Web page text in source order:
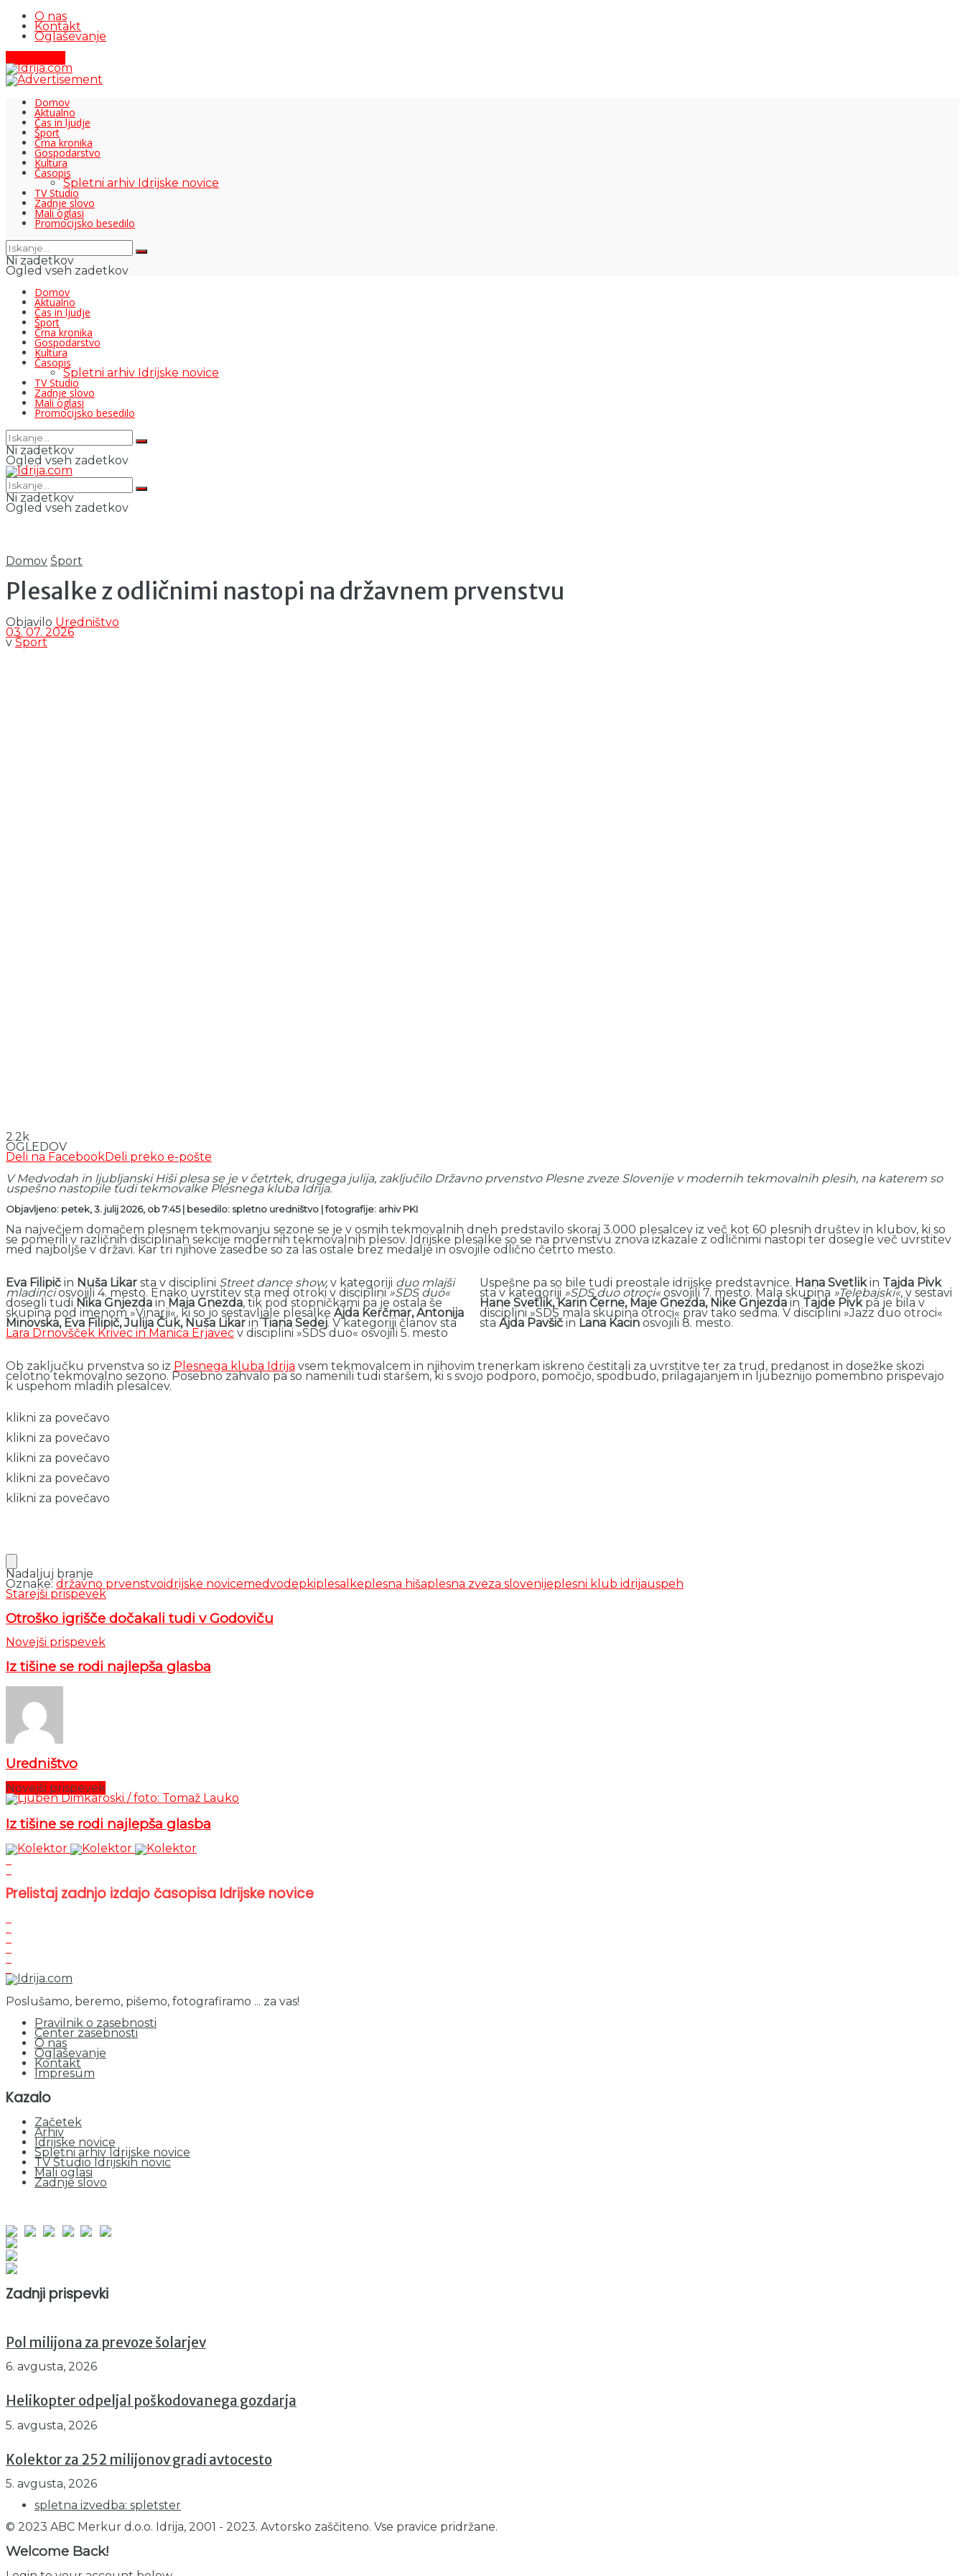
O nas
Kontakt
Oglaševanje
Domov
Aktualno
Čas in ljudje
Šport
Črna kronika
Gospodarstvo
Kultura
Časopis
Spletni arhiv Idrijske novice
TV Studio
Zadnje slovo
Mali oglasi
Promocijsko besedilo
Ni zadetkov
Ogled vseh zadetkov
Domov
Aktualno
Čas in ljudje
Šport
Črna kronika
Gospodarstvo
Kultura
Časopis
Spletni arhiv Idrijske novice
TV Studio
Zadnje slovo
Mali oglasi
Promocijsko besedilo
Ni zadetkov
Ogled vseh zadetkov
Ni zadetkov
Ogled vseh zadetkov
Domov Šport
Plesalke z odličnimi nastopi na državnem prvenstvu
Objavilo Uredništvo
03. 07. 2026
v Šport
2.2k
OGLEDOV
Deli na FacebookDeli preko e-pošte
V Medvodah in ljubljanski Hiši plesa se je v četrtek, drugega julija, zaključilo Državno prvenstvo Plesne zveze Slovenije v modernih tekmovalnih plesih, na katerem so
uspešno nastopile tudi tekmovalke Plesnega kluba Idrija.
Objavljeno: petek, 3. julij 2026, ob 7:45 | besedilo: spletno uredništvo | fotografije: arhiv PKI
Na največjem domačem plesnem tekmovanju sezone se je v osmih tekmovalnih dneh predstavilo skoraj 3.000 plesalcev iz več kot 60 plesnih društev in klubov, ki so
se pomerili v različnih disciplinah sekcije modernih tekmovalnih plesov. Idrijske plesalke so se na prvenstvu znova izkazale z odličnimi nastopi ter dosegle več uvrstitev
med najboljše v državi. Kar tri njihove zasedbe so za las ostale brez medalje in osvojile odlično četrto mesto.
Eva Filipič in Nuša Likar sta v disciplini Street dance show, v kategoriji duo mlajši
mladinciosvojili 4. mesto. Enako uvrstitev sta med otroki v disciplini»SDS duo«
dosegli tudi Nika Gnjezda in Maja Gnezda, tik pod stopničkami pa je ostala še
skupina pod imenom »Vinarji«, ki so jo sestavljale plesalke Ajda Kerčmar, Antonija
Minovska, Eva Filipič, Julija Čuk, Nuša Likar inTiana Sedej. V kategoriji članov sta
Lara Drnovšček Krivec in Manica Erjavec v disciplini »SDS duo« osvojili 5. mesto
Uspešne pa so bile tudi preostale idrijske predstavnice. Hana Svetlikin Tajda Pivk
sta v kategoriji »SDS duo otroci«osvojili 7. mesto. Mala skupina »Telebajski«, v sestavi
Hane Svetlik, Karin Černe, Maje Gnezda, Nike Gnjezda in Tajde Pivkpa je bila v
disciplini »SDS mala skupina otroci« prav tako sedma. V disciplini »Jazz duo otroci«
sta Ajda Pavšič in Lana Kacin osvojili 8. mesto.
Ob zaključku prvenstva so iz Plesnega kluba Idrija vsem tekmovalcem in njihovim trenerkam iskreno čestitali za uvrstitve ter za trud, predanost in dosežke skozi
celotno tekmovalno sezono. Posebno zahvalo pa so namenili tudi staršem, ki s svojo podporo, pomočjo, spodbudo, prilagajanjem in ljubeznijo pomembno prispevajo
k uspehom mladih plesalcev.
klikni za povečavo
klikni za povečavo
klikni za povečavo
klikni za povečavo
klikni za povečavo
Nadaljuj branje
Oznake: državno prvenstvoidrijske novicemedvodepkiplesalkeplesna hišaplesna zveza slovenijeplesni klub idrijauspeh
Starejši prispevek
Otroško igrišče dočakali tudi v Godoviču
Novejši prispevek
Iz tišine se rodi najlepša glasba
Uredništvo
Novejši prispevek
Iz tišine se rodi najlepša glasba
Prelistaj zadnjo izdajo časopisa Idrijske novice
Poslušamo, beremo, pišemo, fotografiramo ... za vas!
Pravilnik o zasebnosti
Center zasebnosti
O nas
Oglaševanje
Kontakt
Impresum
Kazalo
Začetek
Arhiv
Idrijske novice
Spletni arhiv Idrijske novice
TV Studio Idrijskih novic
Mali oglasi
Zadnje slovo
Zadnji prispevki
Pol milijona za prevoze šolarjev
6. avgusta, 2026
Helikopter odpeljal poškodovanega gozdarja
5. avgusta, 2026
Kolektor za 252 milijonov gradi avtocesto
5. avgusta, 2026
spletna izvedba: spletster
© 2023 ABC Merkur d.o.o. Idrija, 2001 - 2023. Avtorsko zaščiteno. Vse pravice pridržane.
Welcome Back!